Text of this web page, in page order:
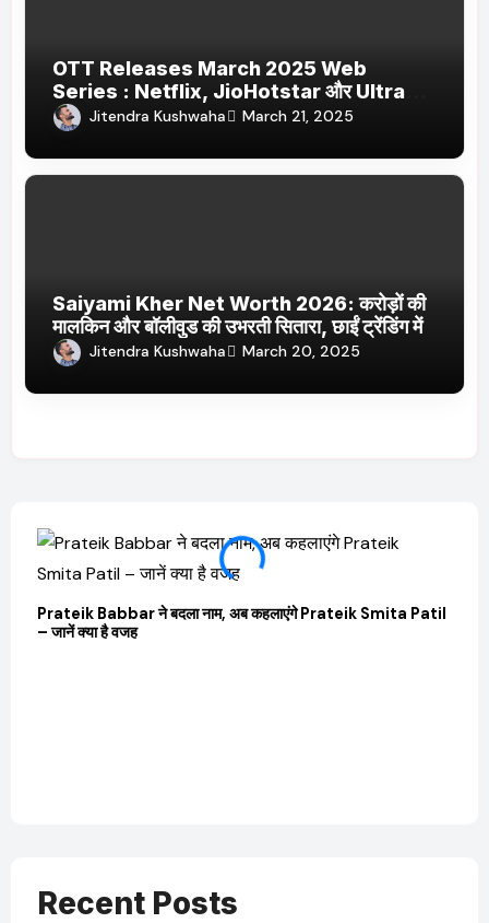
OTT Releases March 2025 Web
Series : Netflix, JioHotstar और Ultra
Jhakaas पर नई वेब सीरीज और फिल्में
Jitendra Kushwaha March 21, 2025
Saiyami Kher Net Worth 2026: करोड़ों की
मालकिन और बॉलीवुड की उभरती सितारा, छाईं ट्रेंडिंग में
Jitendra Kushwaha March 20, 2025
Prateik Babbar ने बदला नाम, अब कहलाएंगे Prateik Smita Patil
– जानें क्या है वजह
Recent Posts